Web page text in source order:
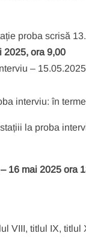
proba scrisă
2025, ora 9,00
–
interviu: în
la proba
16 mai 2025 ora
VIII, titlul IX,